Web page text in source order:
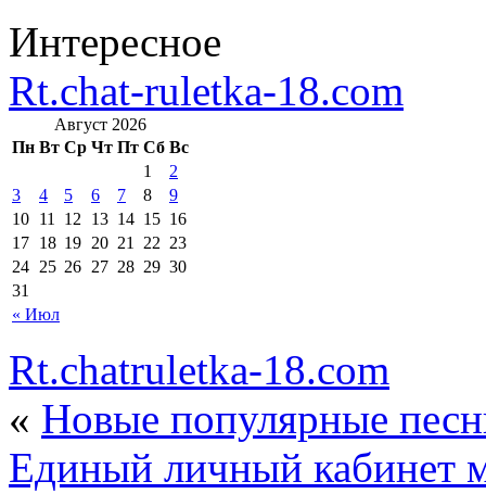
Интересное
Rt.chat-ruletka-18.com
Август 2026
Пн Вт Ср Чт Пт Сб Вс
« Июл
1
2
3
4 5 6 7 8
9
10 11 12 13 14 15 16
17 18 19 20 21 22 23
24 25 26 27 28 29 30
31
Rt.chatruletka-18.com
« Новые популярные
Единый личный кабинет